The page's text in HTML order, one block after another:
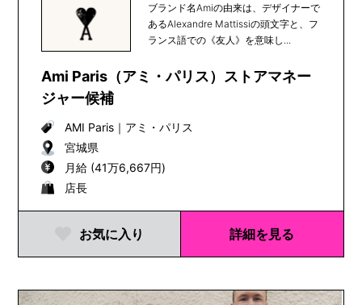
ブランド名Amiの由来は、デザイナーで
あるAlexandre Mattissiの頭文字と、フ
ランス語での《友人》を意味し...
Ami Paris（アミ・パリス）ストアマネー
ジャー候補
AMI Paris｜ アミ・パリス
宮城県
月給 (41万6,667円)
店長
お気に入り 詳細を見る